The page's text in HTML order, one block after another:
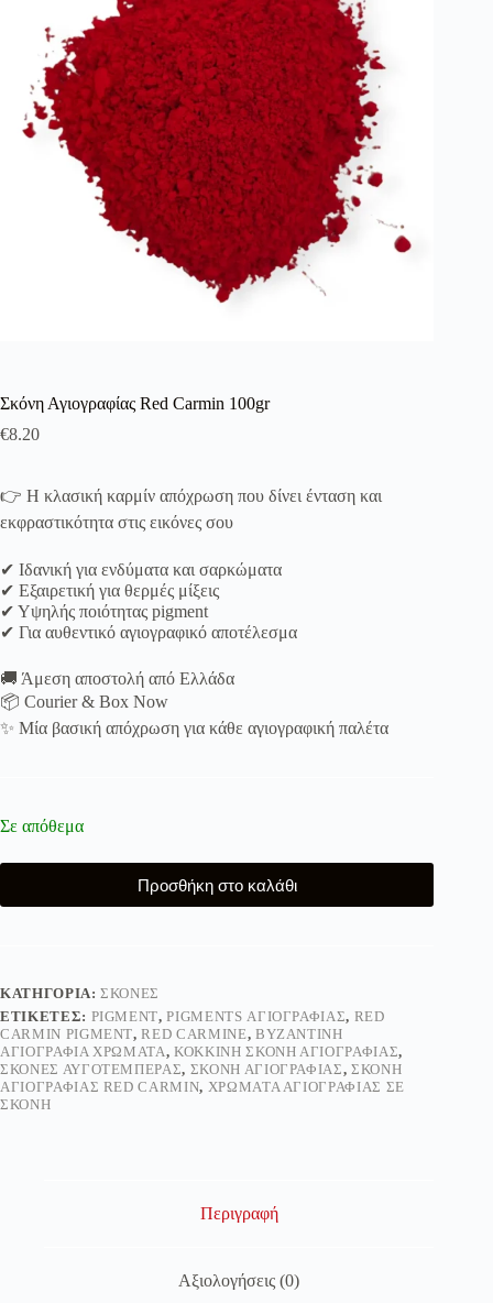
λειτουργία του site. Διαβάστε περισσότερα στοπολιτική απορρήτου
Register
Username or Email Address
Get New Password
Σκόνη Αγιογραφίας Red Carmin 100gr
€8.20
👉 Η κλασική καρμίν απόχρωση που δίνει ένταση και
εκφραστικότητα στις εικόνες σου
✔ Ιδανική για ενδύματα και σαρκώματα
✔ Εξαιρετική για θερμές μίξεις
✔ Υψηλής ποιότητας pigment
✔ Για αυθεντικό αγιογραφικό αποτέλεσμα
🚚 Άμεση αποστολή από Ελλάδα
📦 Courier & Box Now
✨ Μία βασική απόχρωση για κάθε αγιογραφική παλέτα
Σε απόθεμα
Προσθήκη στο καλάθι
ΚΑΤΗΓΟΡΊΑ:ΣΚΌΝΕΣ
ΕΤΙΚΈΤΕΣ: PIGMENT,PIGMENTS ΑΓΙΟΓΡΑΦΊΑΣ, RED
CARMIN PIGMENT,RED CARMINE, ΒΥΖΑΝΤΙΝΉ
ΑΓΙΟΓΡΑΦΊΑ ΧΡΏΜΑΤΑ,ΚΌΚΚΙΝΗ ΣΚΌΝΗ ΑΓΙΟΓΡΑΦΊΑΣ,
ΣΚΌΝΕΣ ΑΥΓΟΤΈΜΠΕΡΑΣ, ΣΚΌΝΗ ΑΓΙΟΓΡΑΦΊΑΣ,ΣΚΌΝΗ
ΑΓΙΟΓΡΑΦΊΑΣ RED CARMIN, ΧΡΏΜΑΤΑ ΑΓΙΟΓΡΑΦΊΑΣ ΣΕ
ΣΚΌΝΗ
Περιγραφή
Αξιολογήσεις (0)